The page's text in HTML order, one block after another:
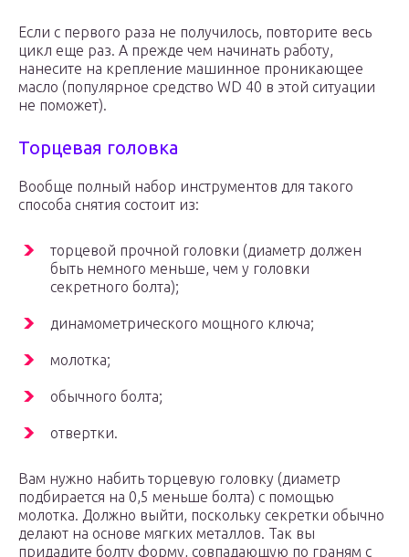
Если с первого раза не получилось, повторите весь
цикл еще раз. А прежде чем начинать работу,
нанесите на крепление машинное проникающее
масло (популярное средство WD 40 в этой ситуации
не поможет).
Торцевая головка
Вообще полный набор инструментов для такого
способа снятия состоит из:
торцевой прочной головки (диаметр должен
быть немного меньше, чем у головки
секретного болта);
динамометрического мощного ключа;
молотка;
обычного болта;
отвертки.
Вам нужно набить торцевую головку (диаметр
подбирается на 0,5 меньше болта) с помощью
молотка. Должно выйти, поскольку секретки обычно
делают на основе мягких металлов. Так вы
придадите болту форму, совпадающую по граням с